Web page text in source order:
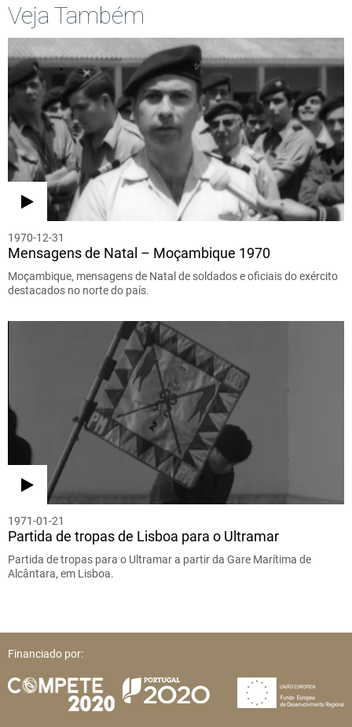
Veja Também
1970-12-31
Mensagens de Natal – Moçambique 1970
Moçambique, mensagens de Natal de soldados e oficiais do exército
destacados no norte do país.
1971-01-21
Partida de tropas de Lisboa para o Ultramar
Partida de tropas para o Ultramar a partir da Gare Marítima de
Alcântara, em Lisboa.
Financiado por: